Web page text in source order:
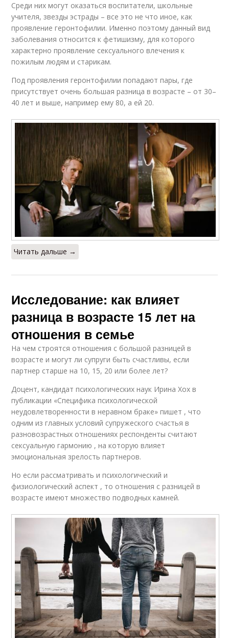
Среди них могут оказаться воспитатели, школьные
учителя, звезды эстрады – все это не что иное, как
проявление геронтофилии. Именно поэтому данный вид
заболевания относится к фетишизму, для которого
характерно проявление сексуального влечения к
пожилым людям и старикам.
Под проявления геронтофилии попадают пары, где
присутствует очень большая разница в возрасте – от 30–
40 лет и выше, например ему 80, а ей 20.
Читать дальше →
Исследование: как влияет
разница в возрасте 15 лет на
отношения в семье
На чем строятся отношения с большой разницей в
возрасте и могут ли супруги быть счастливы, если
партнер старше на 10, 15, 20 или более лет?
Доцент, кандидат психологических наук Ирина Хох в
публикации «Специфика психологической
неудовлетворенности в неравном браке» пишет , что
одним из главных условий супружеского счастья в
разновозрастных отношениях респонденты считают
сексуальную гармонию , на которую влияет
эмоциональная зрелость партнеров.
Но если рассматривать и психологический и
физиологический аспект , то отношения с разницей в
возрасте имеют множество подводных камней.